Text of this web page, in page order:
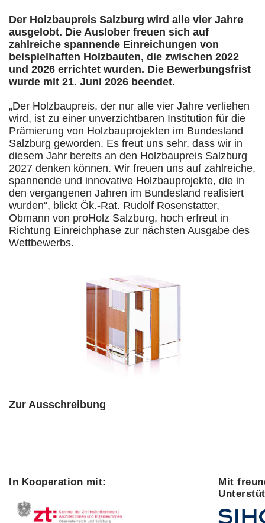
Der Holzbaupreis Salzburg wird alle vier Jahre
ausgelobt. Die Auslober freuen sich auf
zahlreiche spannende Einreichungen von
beispielhaften Holzbauten, die zwischen 2022
und 2026 errichtet wurden. Die Bewerbungsfrist
wurde mit 21. Juni 2026 beendet.
„Der Holzbaupreis, der nur alle vier Jahre verliehen
wird, ist zu einer unverzichtbaren Institution für die
Prämierung von Holzbauprojekten im Bundesland
Salzburg geworden. Es freut uns sehr, dass wir in
diesem Jahr bereits an den Holzbaupreis Salzburg
2027 denken können. Wir freuen uns auf zahlreiche,
spannende und innovative Holzbauprojekte, die in
den vergangenen Jahren im Bundesland realisiert
wurden“, blickt Ök.-Rat. Rudolf Rosenstatter,
Obmann von proHolz Salzburg, hoch erfreut in
Richtung Einreichphase zur nächsten Ausgabe des
Wettbewerbs.
Zur Ausschreibung
In Kooperation mit:
Mit